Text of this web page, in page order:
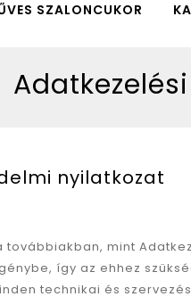
SZALONCUKOR
nyilatkozat
továbbiakban, mint
így az ehhez
technikai és